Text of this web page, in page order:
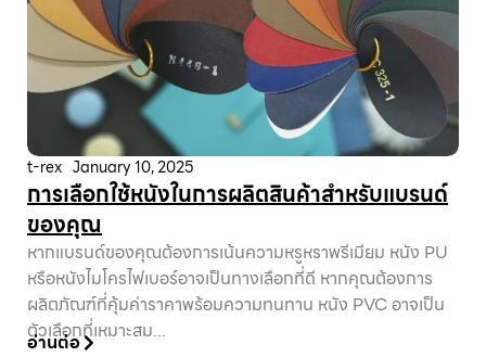
t-rex January 10, 2025
การเลือกใช้หนังในการผลิตสินค้าสำหรับแบรนด์
ของคุณ
หากแบรนด์ของคุณต้องการเน้นความหรูหราพรีเมียม หนัง PU
หรือหนังไมโครไฟเบอร์อาจเป็นทางเลือกที่ดี หากคุณต้องการ
ผลิตภัณฑ์ที่คุ้มค่าราคาพร้อมความทนทาน หนัง PVC อาจเป็น
ตัวเลือกที่เหมาะสม...
อ่านต่อ